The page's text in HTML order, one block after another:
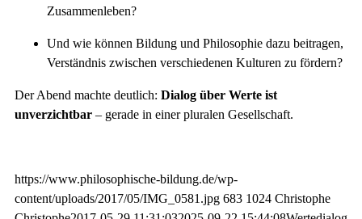
Zusammenleben?
Und wie können Bildung und Philosophie dazu beitragen,
Verständnis zwischen verschiedenen Kulturen zu fördern?
Der Abend machte deutlich: Dialog über Werte ist
unverzichtbar – gerade in einer pluralen Gesellschaft.
https://www.philosophische-bildung.de/wp-
content/uploads/2017/05/IMG_0581.jpg 683 1024 Christophe